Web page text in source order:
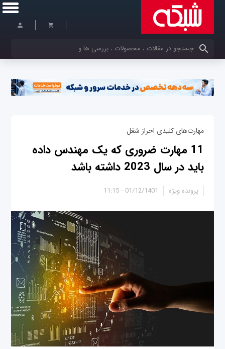
کلمات کلیدی خود را وارد کنید
مهارت‌های کلیدی احراز شغل
11 مهارت ضروری که یک مهندس داده
باید در سال 2023 داشته باشد
01/12/1401 - 11:15 پرونده ویژه